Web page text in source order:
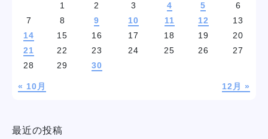
« 10月 12月 »
1 2 3 4 5
6
7
8 9 10 11 12
13
14
15 16 17 18 19
20
21
22 23 24 25 26
27
28
29 30
最近の投稿